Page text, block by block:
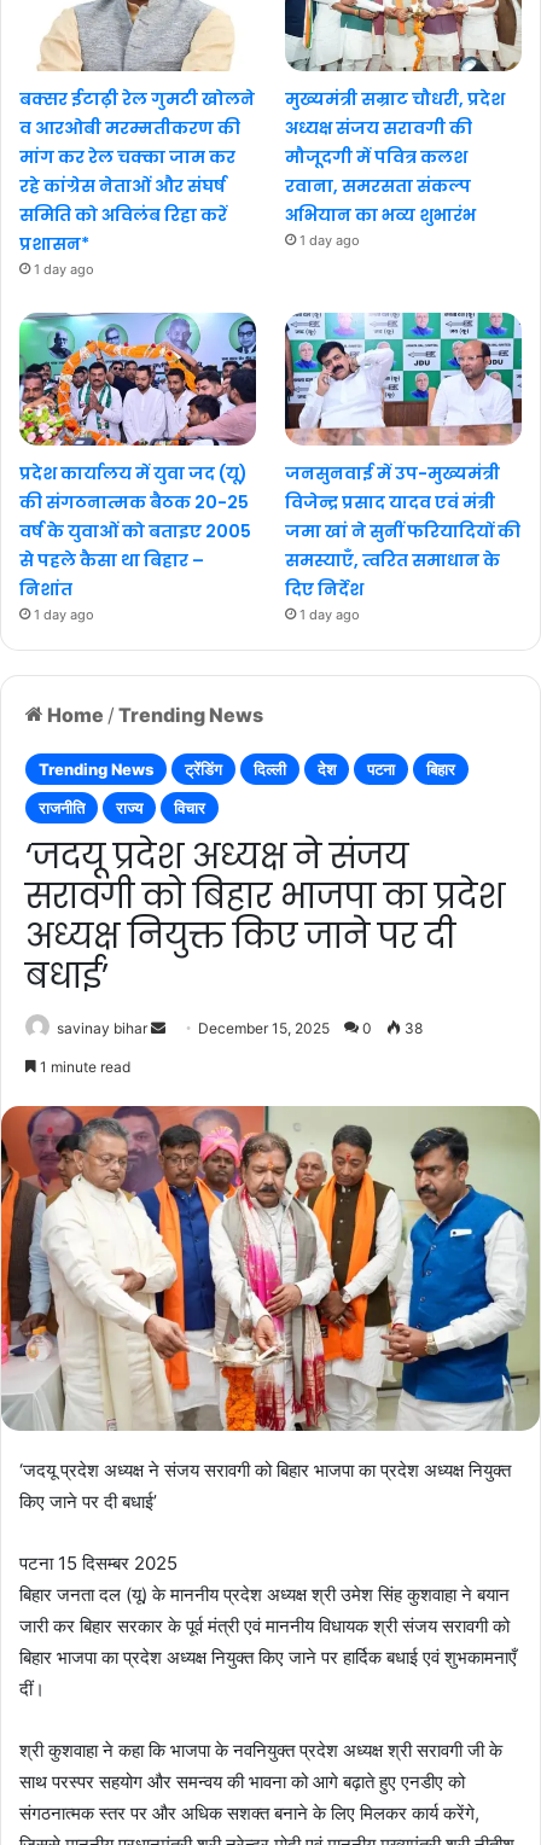
Home / Trending News
Trending News ट्रेंडिंग दिल्ली देश पटना
बिहार
राजनीति
राज्य विचार
‘जदयू प्रदेश अध्यक्ष ने संजय
सरावगी को बिहार भाजपा का प्रदेश
अध्यक्ष नियुक्त किए जाने पर दी
बधाई’
savinay bihar
SendDecember 15, 2025 0 38
1 minute read
‘जदयू प्रदेश अध्यक्ष ने संजय सरावगी को बिहार भाजपा का प्रदेश अध्यक्ष नियुक्त
किए जाने पर दी बधाई’
पटना 15 दिसम्बर 2025
बिहार जनता दल (यू) के माननीय प्रदेश अध्यक्ष श्री उमेश सिंह कुशवाहा ने बयान
जारी कर बिहार सरकार के पूर्व मंत्री एवं माननीय विधायक श्री संजय सरावगी को
बिहार भाजपा का प्रदेश अध्यक्ष नियुक्त किए जाने पर हार्दिक बधाई एवं शुभकामनाएँ
दीं।
श्री कुशवाहा ने कहा कि भाजपा के नवनियुक्त प्रदेश अध्यक्ष श्री सरावगी जी के
साथ परस्पर सहयोग और समन्वय की भावना को आगे बढ़ाते हुए एनडीए को
संगठनात्मक स्तर पर और अधिक सशक्त बनाने के लिए मिलकर कार्य करेंगे,
बक्सर ईटाढ़ी रेल गुमटी खोलने
व आरओबी मरम्मतीकरण की
मांग कर रेल चक्का जाम कर
रहे कांग्रेस नेताओं और संघर्ष
समिति को अविलंब रिहा करें
प्रशासन*
1 day ago
मुख्यमंत्री सम्राट चौधरी, प्रदेश
अध्यक्ष संजय सरावगी की
मौजूदगी में पवित्र कलश
रवाना, समरसता संकल्प
अभियान का भव्य शुभारंभ
1 day ago
प्रदेश कार्यालय में युवा जद (यू)
की संगठनात्मक बैठक 20-25
वर्ष के युवाओं को बताइए 2005
से पहले कैसा था बिहार –
निशांत
1 day ago
जनसुनवाई में उप-मुख्यमंत्री
विजेन्द्र प्रसाद यादव एवं मंत्री
जमा खां ने सुनीं फरियादियों की
समस्याएँ, त्वरित समाधान के
दिए निर्देश
1 day ago